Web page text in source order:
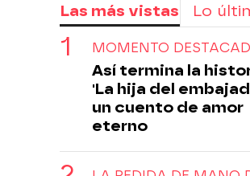
Las más vistas Lo
MOMENTO
Así termina la
'La hija del
un cuento de amor
eterno